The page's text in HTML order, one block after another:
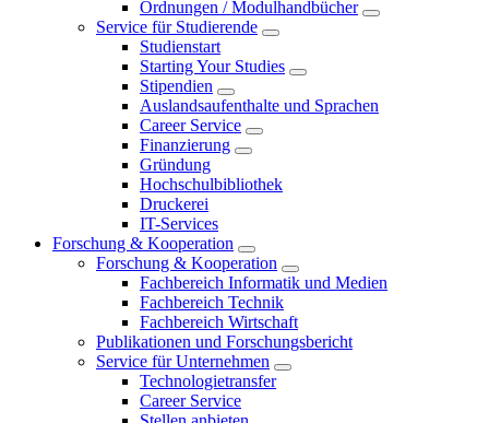
Ordnungen / Modulhandbücher
Service für Studierende
Studienstart
Starting Your Studies
Stipendien
Auslandsaufenthalte und Sprachen
Career Service
Finanzierung
Gründung
Hochschulbibliothek
Druckerei
IT-Services
Forschung & Kooperation
Forschung & Kooperation
Fachbereich Informatik und Medien
Fachbereich Technik
Fachbereich Wirtschaft
Publikationen und Forschungsbericht
Service für Unternehmen
Technologietransfer
Career Service